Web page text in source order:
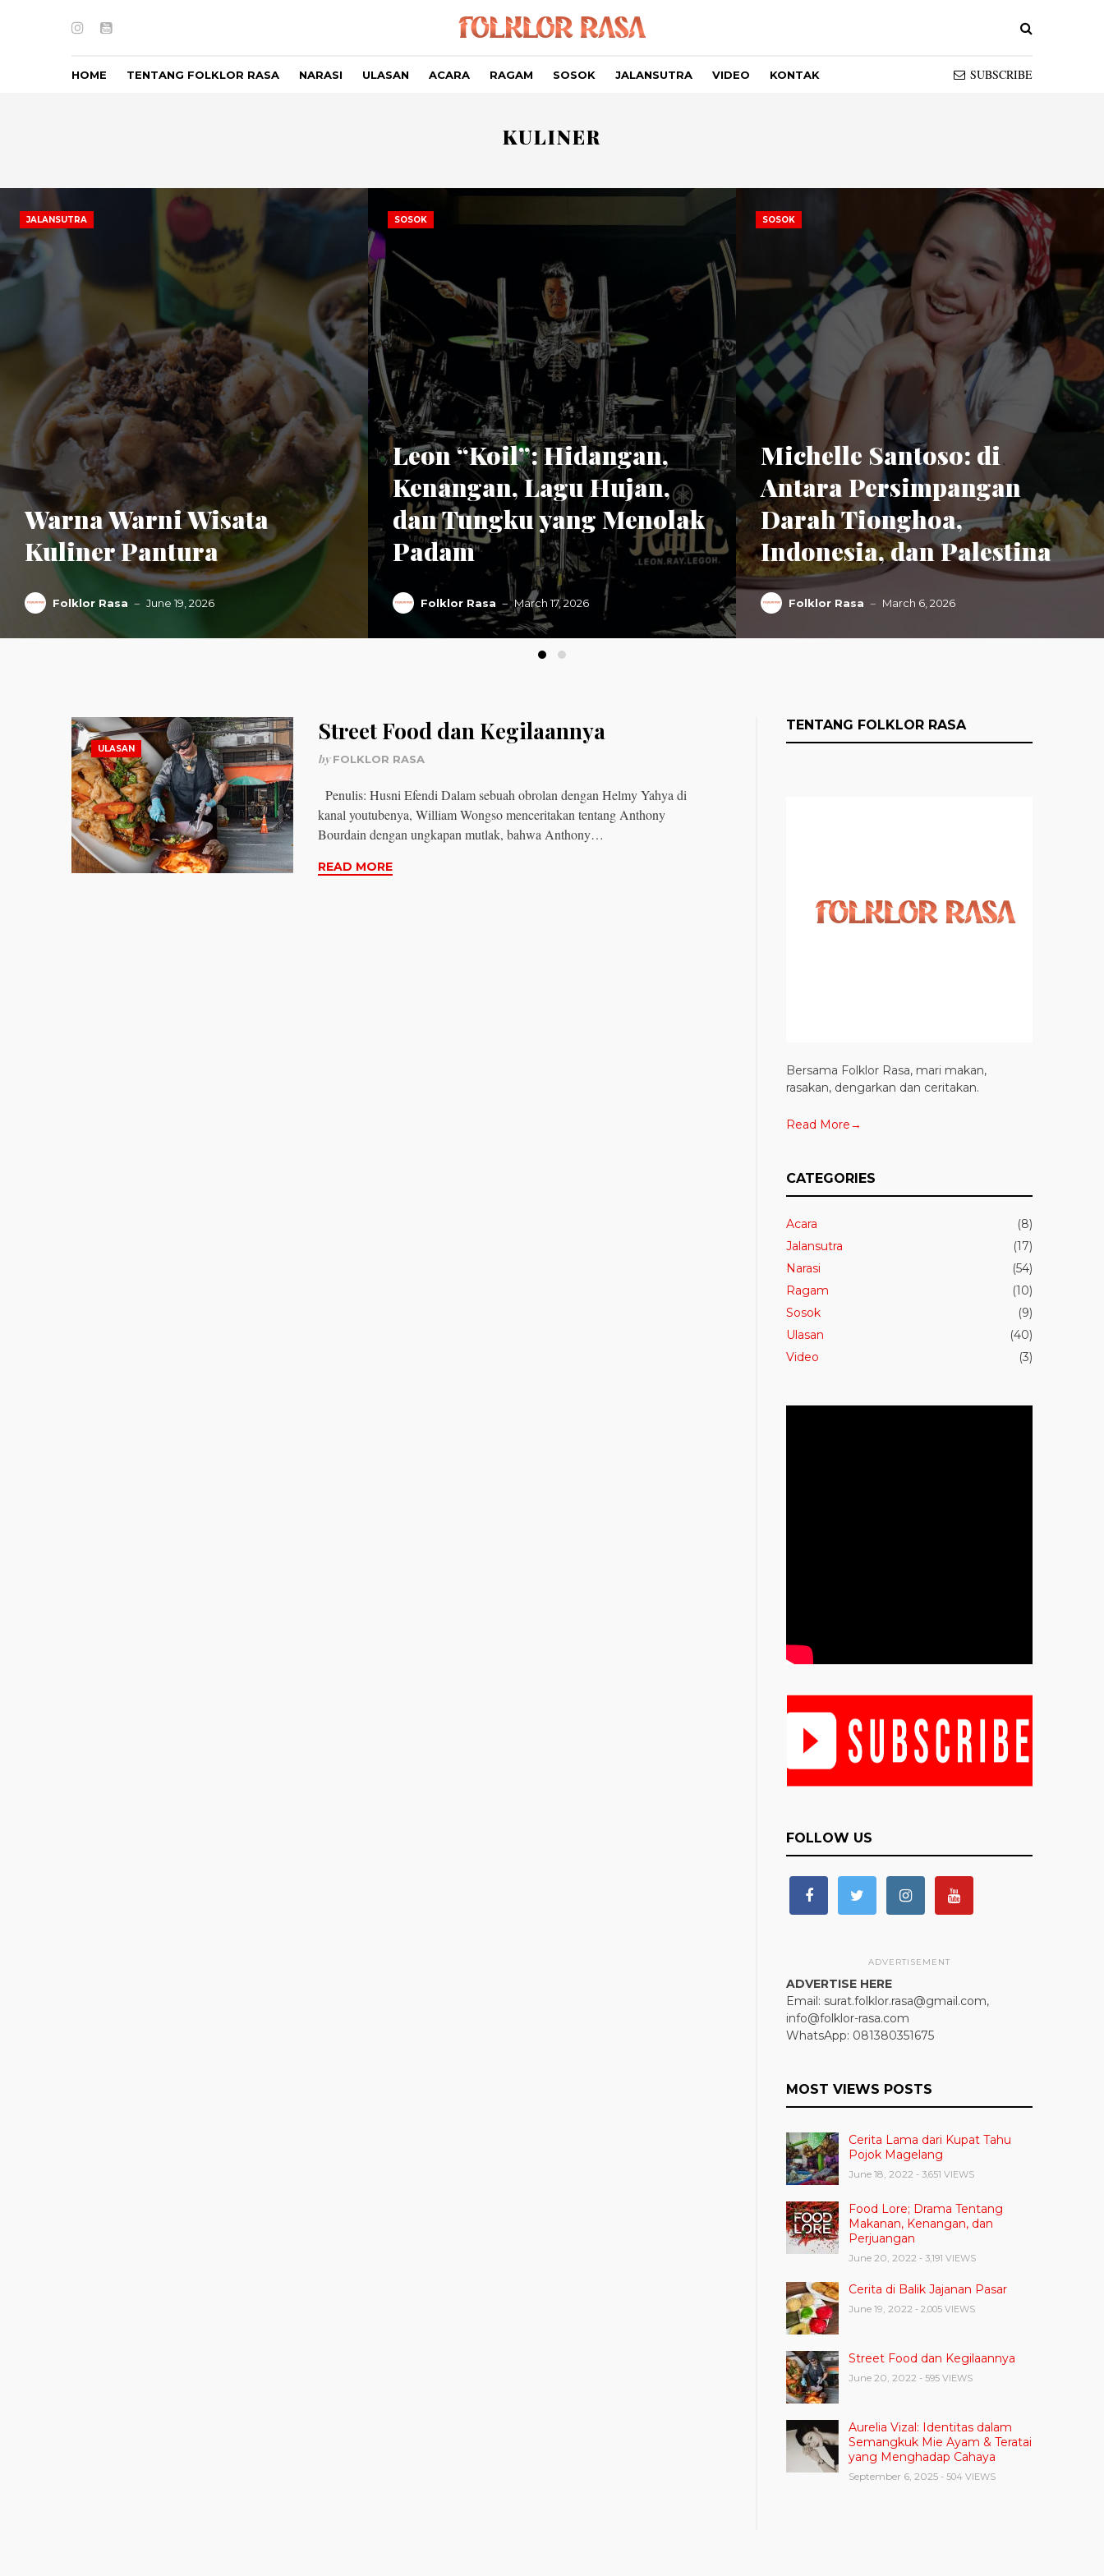
InstagramYoutube
HOME TENTANG FOLKLOR RASA NARASI ULASAN ACARA RAGAM SOSOK JALANSUTRA VIDEO KONTAK SUBSCRIBE
KULINER
JALANSUTRA
Warna Warni Wisata
Kuliner Pantura
Folklor Rasa June 19, 2026
SOSOK
Leon “Koil”: Hidangan,
Kenangan, Lagu Hujan,
dan Tungku yang Menolak
Padam
Folklor Rasa March 17, 2026
SOSOK
Michelle Santoso: di
Antara Persimpangan
Darah Tionghoa,
Indonesia, dan Palestina
Folklor Rasa March 6, 2026
ULASAN
Street Food dan Kegilaannya
byFOLKLOR RASA
Penulis: Husni Efendi Dalam sebuah obrolan dengan Helmy Yahya di
kanal youtubenya, William Wongso menceritakan tentang Anthony
Bourdain dengan ungkapan mutlak, bahwa Anthony…
READ MORE
TENTANG FOLKLOR RASA
Bersama Folklor Rasa, mari makan,
rasakan, dengarkan dan ceritakan.
Read More→
CATEGORIES
Acara
(8)
Jalansutra
(17)
Narasi
(54)
Ragam
(10)
Sosok
(9)
Ulasan
(40)
Video
(3)
FOLLOW US
ADVERTISEMENT
ADVERTISE HERE
Email: surat.folklor.rasa@gmail.com,
info@folklor-rasa.com
WhatsApp: 081380351675
MOST VIEWS POSTS
Cerita Lama dari Kupat Tahu
Pojok Magelang
June 18, 2022 - 3,651 VIEWS
Food Lore; Drama Tentang
Makanan, Kenangan, dan
Perjuangan
June 20, 2022 - 3,191 VIEWS
Cerita di Balik Jajanan Pasar
June 19, 2022 - 2,005 VIEWS
Street Food dan Kegilaannya
June 20, 2022 - 595 VIEWS
Aurelia Vizal: Identitas dalam
Semangkuk Mie Ayam & Teratai
yang Menghadap Cahaya
September 6, 2025 - 504 VIEWS